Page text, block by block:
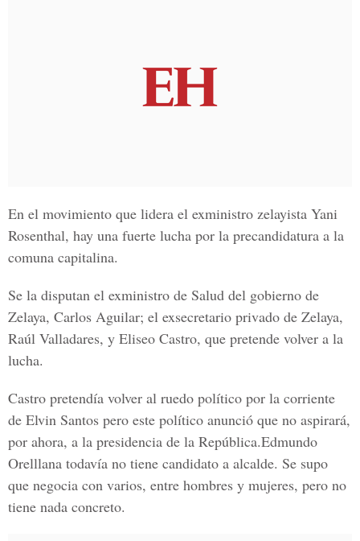
En el movimiento que lidera el exministro zelayista Yani
Rosenthal, hay una fuerte lucha por la precandidatura a la
comuna capitalina.
Se la disputan el exministro de Salud del gobierno de
Zelaya, Carlos Aguilar; el exsecretario privado de Zelaya,
Raúl Valladares, y Eliseo Castro, que pretende volver a la
lucha.
Castro pretendía volver al ruedo político por la corriente
de Elvin Santos pero este político anunció que no aspirará,
por ahora, a la presidencia de la República.Edmundo
Orelllana todavía no tiene candidato a alcalde. Se supo
que negocia con varios, entre hombres y mujeres, pero no
tiene nada concreto.